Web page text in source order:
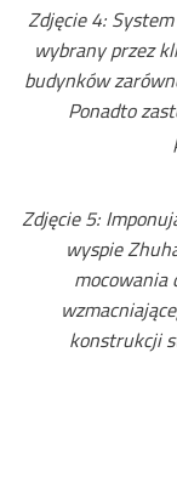
Zdjęcie 4:
wybrany przez
budynków
Ponadto
Zdjęcie 5:
wyspie
mocowania
konstrukcji